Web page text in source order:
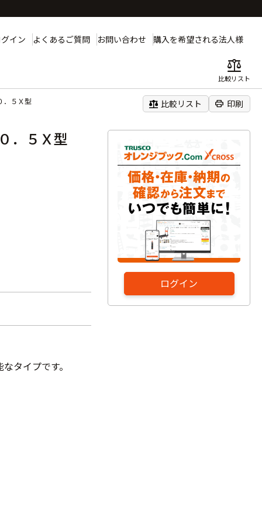
イン よくあるご質問 お問い合わせ 購入を希望される法人様
balance
比較リスト
．５Ｘ型 balance 比較リスト print 印刷
ログイン
．５Ｘ型
タイプです。